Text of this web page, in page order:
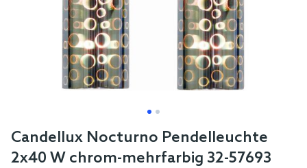
Skip
to
Candellux Nocturno Pendelleuchte
2x40 W chrom-mehrfarbig 32-57693